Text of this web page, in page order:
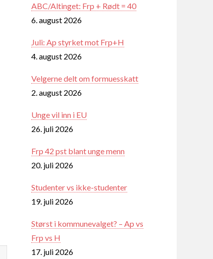
ABC/Altinget: Frp + Rødt = 40
6. august 2026
Juli: Ap styrket mot Frp+H
4. august 2026
Velgerne delt om formuesskatt
2. august 2026
Unge vil inn i EU
26. juli 2026
Frp 42 pst blant unge menn
20. juli 2026
Studenter vs ikke-studenter
19. juli 2026
Størst i kommunevalget? – Ap vs
Frp vs H
17. juli 2026